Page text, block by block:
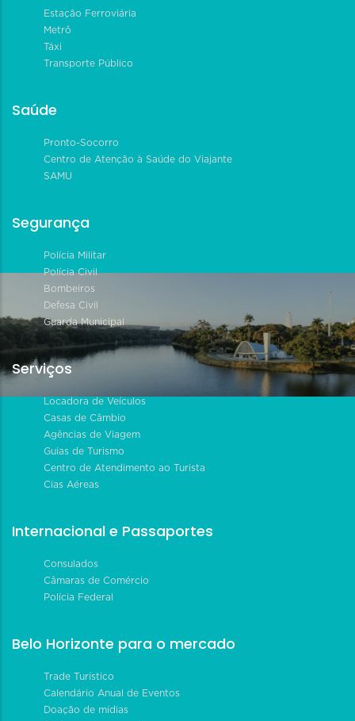
Estação Ferroviária
Metrô
Táxi
Transporte Público
Saúde
Pronto-Socorro
Centro de Atenção à Saúde do Viajante
SAMU
Segurança
Polícia Militar
Polícia Civil
Bombeiros
Defesa Civil
Guarda Municipal
Serviços
Locadora de Veículos
Casas de Câmbio
Agências de Viagem
Guias de Turismo
Centro de Atendimento ao Turista
Cias Aéreas
Internacional e Passaportes
Consulados
Câmaras de Comércio
Polícia Federal
Belo Horizonte para o mercado
Trade Turístico
Calendário Anual de Eventos
Doação de mídias